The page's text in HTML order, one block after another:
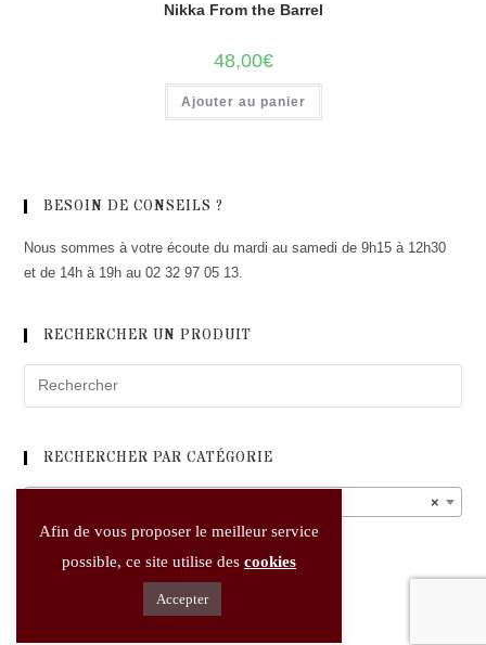
Nikka From the Barrel
48,00€
Ajouter au panier
BESOIN DE CONSEILS ?
Nous sommes à votre écoute du mardi au samedi de 9h15 à 12h30
et de 14h à 19h au 02 32 97 05 13.
RECHERCHER UN PRODUIT
RECHERCHER PAR CATÉGORIE
×
Afin de vous proposer le meilleur service
possible, ce site utilise des cookies
Accepter